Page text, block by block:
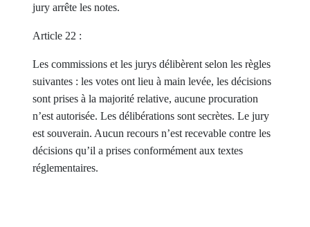
jury arrête les notes.
Article 22 :
Les commissions et les jurys délibèrent selon les règles
suivantes : les votes ont lieu à main levée, les décisions
sont prises à la majorité relative, aucune procuration
n’est autorisée. Les délibérations sont secrètes. Le jury
est souverain. Aucun recours n’est recevable contre les
décisions qu’il a prises conformément aux textes
réglementaires.